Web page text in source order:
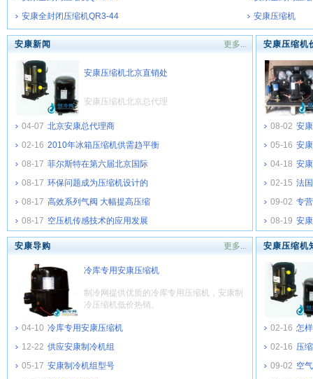
安康全封闭压缩机QR3-44
安康压缩机
安康新闻 更多...
安康压缩机北京直销处
安康压缩机北京总代理
04-07 北京安康总代理商
02-16 2010年冰箱压缩机供需趋平衡
08-17 菲尔斯特在第六届北京国际
08-17 环保问题成为压缩机设计的
08-17 高效系列气阀 大幅提高压缩
08-17 空压机传感技术的应用发展
安康压缩机
08-02 安
05-16 安
04-18 安
02-15 法
09-02 专
08-19 安
安康导购 更多...
冷库专用安康压缩机
制冷网提供优质的冷库专用压缩机，安康制
冷压缩机低价热销。
04-10 冷库专用安康压缩机
12-22 供应安康制冷机组
05-17 安康制冷机组型号
安康压缩机
02-16 怎
02-16 压
09-02 空